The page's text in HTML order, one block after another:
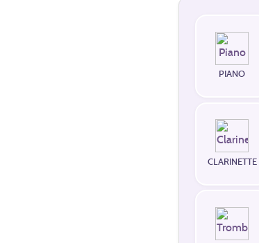
PIANO
CLARINETTE